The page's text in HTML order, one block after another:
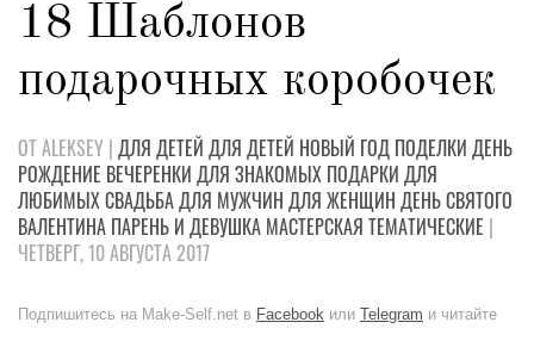
18 Шаблонов
подарочных коробочек
ОТ ALEKSEY | ДЛЯ ДЕТЕЙ ДЛЯ ДЕТЕЙ НОВЫЙ ГОД ПОДЕЛКИ ДЕНЬ
РОЖДЕНИЕ ВЕЧЕРЕНКИ ДЛЯ ЗНАКОМЫХ ПОДАРКИ ДЛЯ
ЛЮБИМЫХСВАДЬБАДЛЯ МУЖЧИН ДЛЯ ЖЕНЩИН ДЕНЬ СВЯТОГО
ВАЛЕНТИНА ПАРЕНЬ И ДЕВУШКА МАСТЕРСКАЯ ТЕМАТИЧЕСКИЕ |
ЧЕТВЕРГ, 10 АВГУСТА 2017
Подпишитесь на Make-Self.net в Facebook или Telegram и читайте